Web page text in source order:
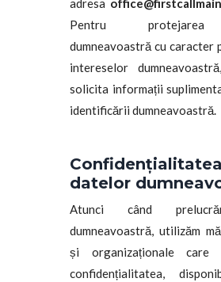
adresa
Pentru
dumneavoastră cu caracter
intereselor
solicita informații
identificării dumneavoastră.
Confidențialitatea
datelor
Atunci când
dumneavoastră, utilizăm
și organizaționale care
confidențialitatea,